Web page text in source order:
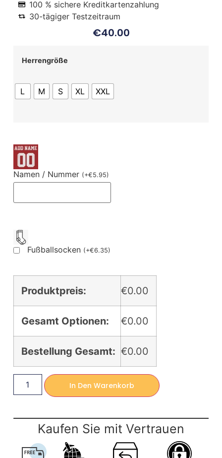
100 % sichere Kreditkartenzahlung
30-tägiger Testzeitraum
€40.00
Herrengröße
L M S XL XXL
Namen / Nummer (+€5.95)
Fußballsocken (+€6.35)
Produktpreis: €0.00
Gesamt Optionen: €0.00
Bestellung Gesamt: €0.00
In Den Warenkorb
Kaufen Sie mit Vertrauen